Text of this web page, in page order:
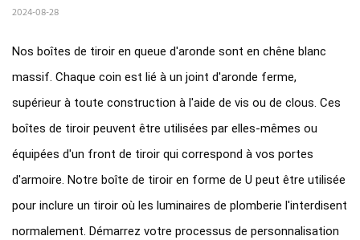
2024-08-28
Nos boîtes de tiroir en queue d'aronde sont en chêne blanc
massif. Chaque coin est lié à un joint d'aronde ferme,
supérieur à toute construction à l'aide de vis ou de clous. Ces
boîtes de tiroir peuvent être utilisées par elles-mêmes ou
équipées d'un front de tiroir qui correspond à vos portes
d'armoire. Notre boîte de tiroir en forme de U peut être utilisée
pour inclure un tiroir où les luminaires de plomberie l'interdisent
normalement. Démarrez votre processus de personnalisation